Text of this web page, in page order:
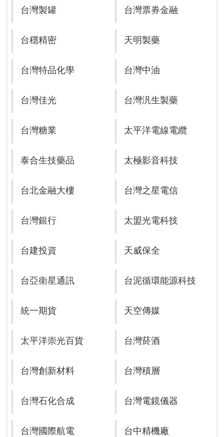
台灣製罐 台灣票券金融
台穩精密 天明製藥
台灣特品化學 台灣中油
台灣佳光 台灣汎生製藥
台灣糖業 太平洋電線電纜
泰合生技藥品 太極影音科技
台北金融大樓 台灣之星電信
台灣銀行 太盟光電科技
台建投資 天威保全
台亞衛星通訊 台泥循環能源科技
統一期貨 天空傳媒
太平洋崇光百貨 台灣菸酒
台灣創新材料 台灣積層
台灣石化合成 台灣電鏡儀器
台灣國際航電 台中精機廠